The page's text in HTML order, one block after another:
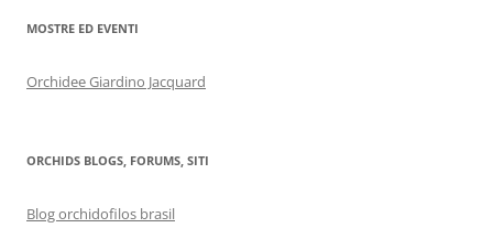
MOSTRE ED EVENTI
Orchidee Giardino Jacquard
ORCHIDS BLOGS, FORUMS, SITI
Blog orchidofilos brasil